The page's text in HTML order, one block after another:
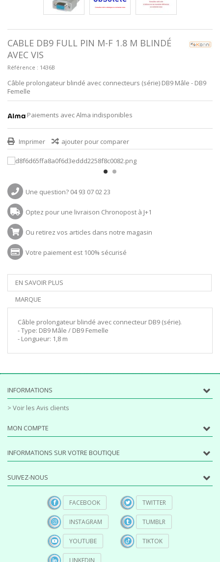
CABLE DB9 FULL PIN M-F 1.8 M BLINDÉ
AVEC VIS
Référence : 1436B
Câble prolongateur blindé avec connecteurs (série) DB9 Mâle - DB9
Femelle
Paiements avec Alma indisponibles
Imprimer ajouter pour comparer
Une question? 04 93 07 02 23
Optez pour une livraison Chronopost à J+1
Ou retirez vos articles dans notre magasin
Votre paiement est 100% sécurisé
EN SAVOIR PLUS
MARQUE
Câble prolongateur blindé avec connecteur DB9 (série).
- Type: DB9 Mâle / DB9 Femelle
- Longueur: 1,8 m
INFORMATIONS
> Voir les Avis clients
MON COMPTE
INFORMATIONS SUR VOTRE BOUTIQUE
SUIVEZ-NOUS
FACEBOOK
INSTAGRAM
YOUTUBE
TWITTER
TUMBLR
TIKTOK